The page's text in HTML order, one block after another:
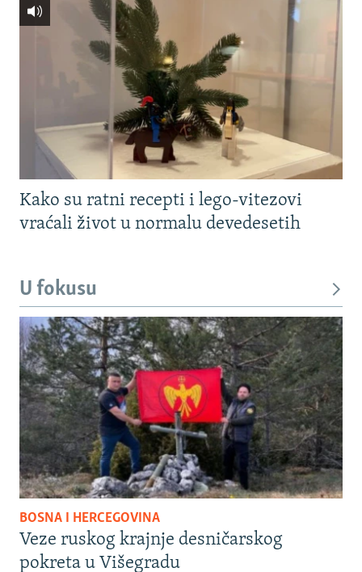
Kako su ratni recepti i lego-vitezovi
vraćali život u normalu devedesetih
U fokusu
BOSNA I HERCEGOVINA
Veze ruskog krajnje desničarskog
pokreta u Višegradu